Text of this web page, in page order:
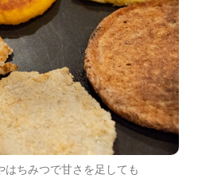
はちみつで甘さを足しても